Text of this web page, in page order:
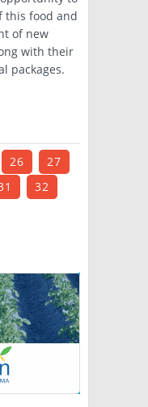
this food and
of new
with their
packages.
26
27
32